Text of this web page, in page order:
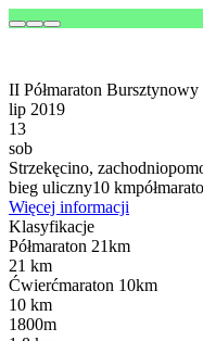
II Półmaraton Bursztynowy
lip 2019
13
sob
Strzekęcino,
bieg uliczny10 km
Więcej informacji
Klasyfikacje
Półmaraton 21km
21 km
Ćwierćmaraton 10km
10 km
1800m